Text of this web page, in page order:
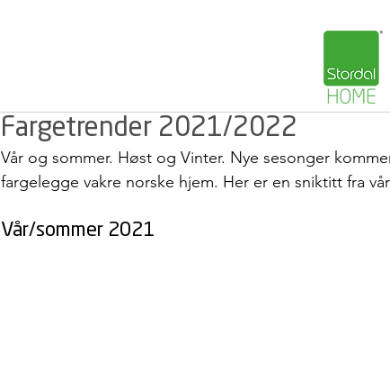
Fargetrender 2021/2022
Vår og sommer. Høst og Vinter. Nye sesonger
fargelegge vakre norske hjem. Her er en sniktitt fra
Vår/sommer 2021